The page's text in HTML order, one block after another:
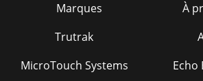
Marques
À
Trutrak
MicroTouch Systems
Echo